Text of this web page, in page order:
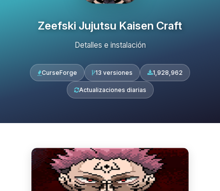
Zeefski Jujutsu Kaisen Craft
Detalles e instalación
CurseForge 13 versiones 1,928,962
Actualizaciones diarias